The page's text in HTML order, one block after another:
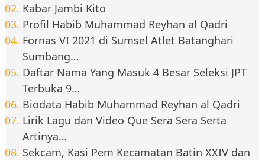
Kabar Jambi Kito
Profil Habib Muhammad Reyhan al Qadri
Fornas VI 2021 di Sumsel Atlet Batanghari
Sumbang…
Daftar Nama Yang Masuk 4 Besar Seleksi JPT
Terbuka 9…
Biodata Habib Muhammad Reyhan al Qadri
Lirik Lagu dan Video Que Sera Sera Serta
Artinya…
Sekcam, Kasi Pem Kecamatan Batin XXIV dan